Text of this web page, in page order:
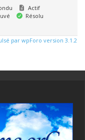
Actif
Résolu
par wpForo version 3.1.2